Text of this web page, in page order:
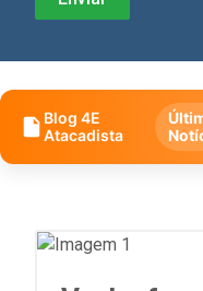
Blog 4E
Atacadista